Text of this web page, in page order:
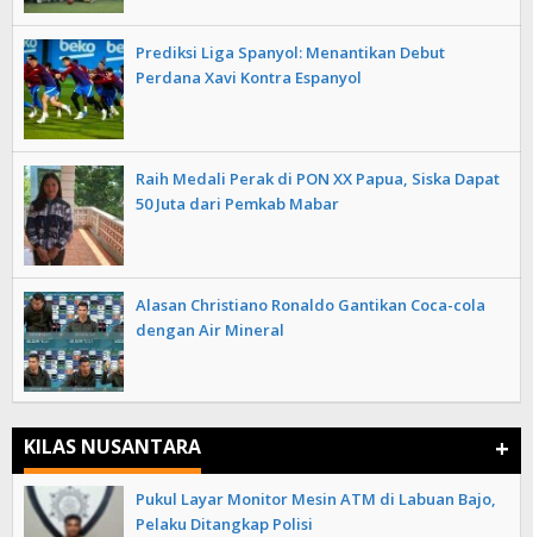
Prediksi Liga Spanyol: Menantikan Debut
Perdana Xavi Kontra Espanyol
Raih Medali Perak di PON XX Papua, Siska Dapat
50 Juta dari Pemkab Mabar
Alasan Christiano Ronaldo Gantikan Coca-cola
dengan Air Mineral
KILAS NUSANTARA +
Pukul Layar Monitor Mesin ATM di Labuan Bajo,
Pelaku Ditangkap Polisi